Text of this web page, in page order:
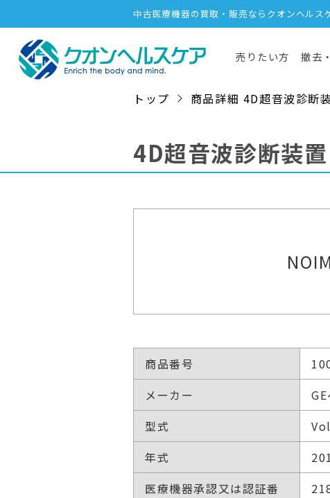
中古医療機器の買取・販売ならクオンヘルス
売りたい方 撤去
トップ 商品詳細 4D超音波診
4D超音波診断装
商品番号
メーカー
型式
年式
医療機器承認又は認証番